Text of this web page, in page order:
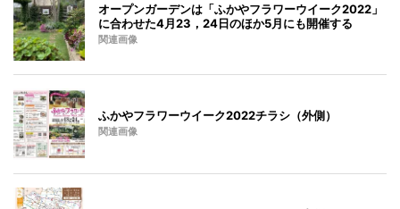
オープンガーデンは「ふかやフラワーウイーク2022」
に合わせた4月23，24日のほか5月にも開催する
関連画像
ふかやフラワーウイーク2022チラシ（外側）
関連画像